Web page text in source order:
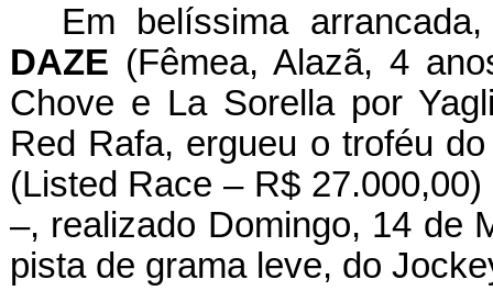
Em belíssima
DAZE (Fêmea, Alazã, 4
Chove e La Sorella por
Red Rafa, ergueu o troféu
(Listed Race – R$
–, realizado Domingo, 14 de
pista de grama leve, do